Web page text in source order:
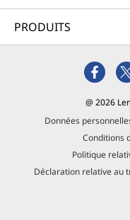
PRODUITS
@ 2026
Données
Conditions
Politique
Déclaration relative au